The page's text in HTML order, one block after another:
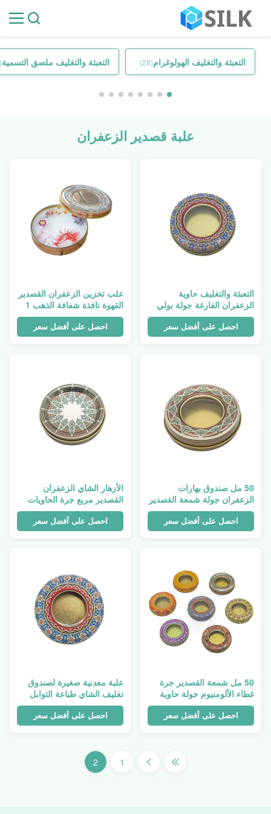
التعبئة والتغليف الهولوغرام(28) التعبئة والتغليف ملصق التسمية(19)
علبة قصدير الزعفران
التعبئة والتغليف حاوية
الزعفران الفارغة جولة بولي
كلوريد الفينيل نافذة ملفات
تعريف الارتباط البسكويت
المعدنية
احصل على أفضل سعر
علب تخزين الزعفران القصدير
القهوة نافذة شفافة الذهب 1
جرام 2 جرام 3 جرام 5 جرام
احصل على أفضل سعر
50 مل صندوق بهارات
الزعفران جولة شمعة القصدير
جرة القصدير الشاي الألومنيوم
القصديراحصل على أفضل سعر
الأزهار الشاي الزعفران
القصدير مربع جرة الحاويات
الغذاء الصف الشاي التعبئة
والتغليفاحصل على أفضل سعر
50 مل شمعة القصدير جرة
غطاء الألومنيوم جولة حاوية
تخزين الزعفران
احصل على أفضل سعر
علبة معدنية صغيرة لصندوق
تغليف الشاي طباعة التوابل
المستديرة
احصل على أفضل سعر
1
2